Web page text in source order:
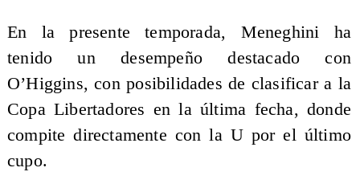
En la presente temporada, Meneghini ha
tenido un desempeño destacado con
O’Higgins, con posibilidades de clasificar a la
Copa Libertadores en la última fecha, donde
compite directamente con la U por el último
cupo.